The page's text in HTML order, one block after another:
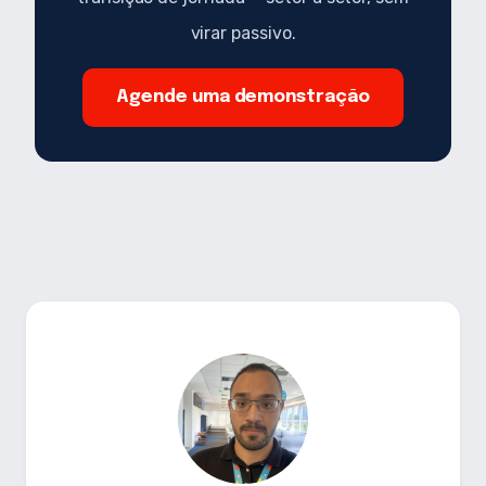
virar passivo.
Agende uma demonstração